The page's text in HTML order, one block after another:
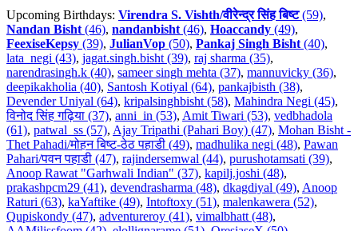
Upcoming Birthdays: Virendra S. Vishth/वीरेन्द्र सिंह बिष्ट(59),
Nandan Bisht(46), nandanbisht(46), Hoaccandy (49),
FeexiseKepsy (39), JulianVop (50), Pankaj Singh Bisht(40),
lata_negi (43), jagat.singh.bisht (39), raj sharma (35),
narendrasingh.k (40), sameer singh mehta (37), mannuvicky (36),
deepikakholia (40), Santosh Kotiyal (64), pankajbisth (38),
Devender Uniyal (64), kripalsinghbisht (58), Mahindra Negi (45),
विनोद सिंह गढ़िया (37), anni_in (53), Amit Tiwari (53), vedbhadola
(61), patwal_ss (57), Ajay Tripathi (Pahari Boy) (47), Mohan Bisht -
Thet Pahadi/मोहन बिष्ट-ठेठ पहाडी (49), madhulika negi (48), Pawan
Pahari/पवन पहाडी (47), rajindersemwal (44), purushotamsati (39),
Anoop Rawat "Garhwali Indian" (37), kapilj.joshi (48),
prakashpcm29 (41), devendrasharma (48), dkagdiyal (49), Anoop
Raturi (63), kaYaftike (49), Intoftoxy (51), malenkawera (52),
Qupiskondy (47), adventureroy (41), vimalbhatt (48),